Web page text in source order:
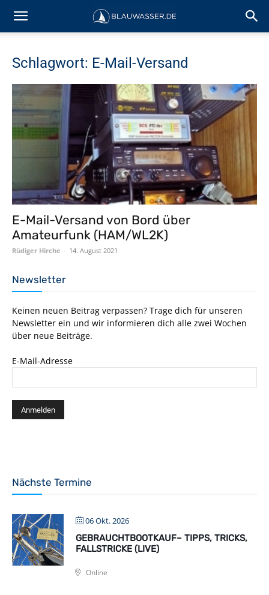
Schlagwort: E-Mail-Versand
E-Mail-Versand von Bord über
Amateurfunk (HAM/WL2K)
Rüdiger Hirche - 14. August 2021
Newsletter
Keinen neuen Beitrag verpassen? Trage dich für unseren
Newsletter ein und wir informieren dich alle zwei Wochen
über neue Beiträge.
E-Mail-Adresse
Nächste Termine
06 Okt. 2026
GEBRAUCHTBOOTKAUF– TIPPS, TRICKS,
FALLSTRICKE (LIVE)
Online